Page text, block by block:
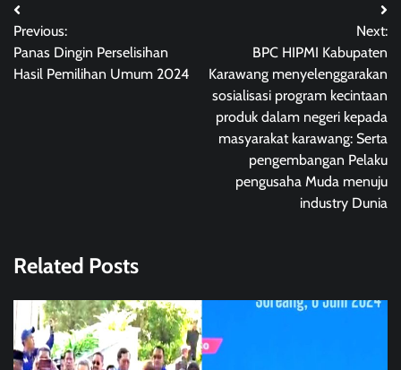
Post
navigation
Previous:
Panas Dingin Perselisihan
Hasil Pemilihan Umum 2024
Next:
BPC HIPMI Kabupaten
Karawang menyelenggarakan
sosialisasi program kecintaan
produk dalam negeri kepada
masyarakat karawang: Serta
pengembangan Pelaku
pengusaha Muda menuju
industry Dunia
Related Posts